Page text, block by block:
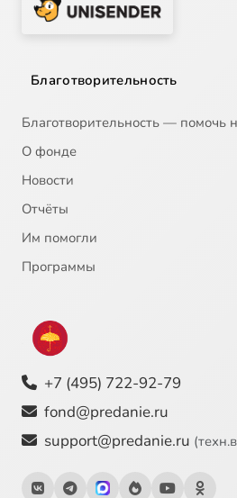
Благотворительность
Благотворительность —
О фонде
Новости
Отчёты
Им помогли
Программы
+7 (495) 722-92-79
fond@predanie.ru
support@predanie.ru